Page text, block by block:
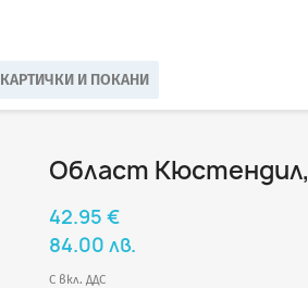
КАРТИЧКИ И ПОКАНИ
Област
42.95 €
84.00 лв.
С вкл. ДДС